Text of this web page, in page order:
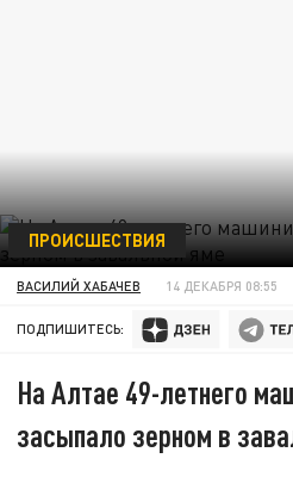
ПРОИСШЕСТВИЯ
ВАСИЛИЙ ХАБАЧЕВ 14 ДЕКАБРЯ 08:55
ПОДПИШИТЕСЬ:
На Алтае 49-летнего
засыпало зерном в